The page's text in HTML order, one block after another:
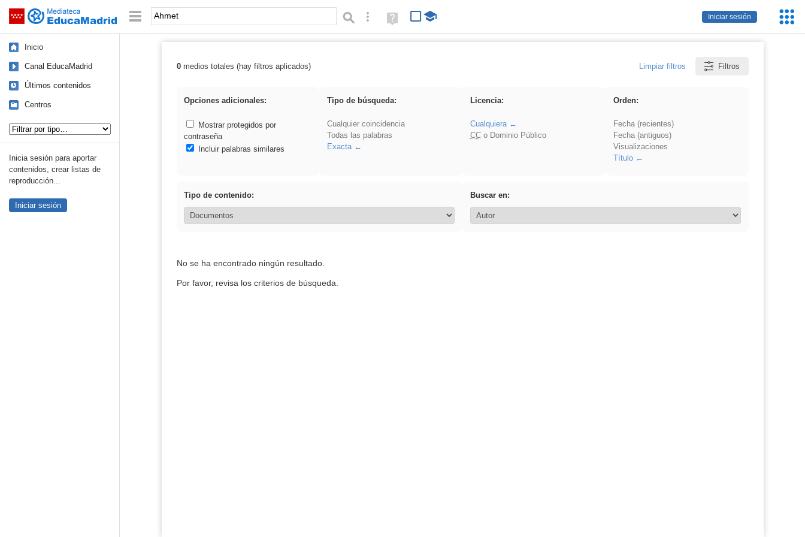
Saltar navegación
Iniciar sesión
Palabra o frase: Búsqueda avanzada
Ayuda
(en
Inicio
Canal EducaMadrid
Últimos contenidos
Centros
Inicia sesión para aportar
contenidos, crear listas de
reproducción...
Iniciar sesión
Resultados de: Ahmet
0medios totales (hay filtros aplicados) Limpiar filtros Filtros
Opciones adicionales:
Mostrar protegidos por
contraseña
Incluir palabras similares
Tipo de búsqueda:
Cualquier coincidencia
Todas las palabras
Exacta
Licencia:
Cualquiera
CCo Dominio Público
Orden:
Fecha (recientes)
Fecha (antiguos)
Visualizaciones
Título
Tipo de contenido: Buscar en:
No se ha encontrado ningún resultado.
Por favor, revisa los criterios de búsqueda.